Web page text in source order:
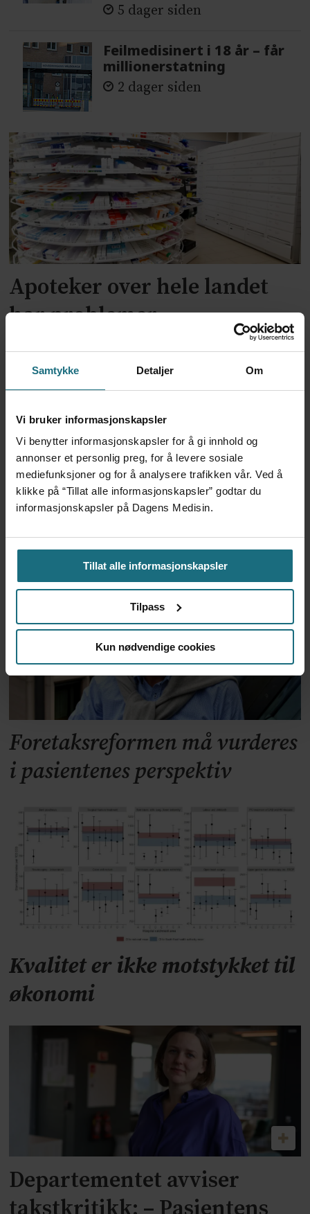
Samtykke Detaljer Om
Vi bruker informasjonskapsler
Vi benytter informasjonskapsler for å gi innhold og
annonser et personlig preg, for å levere sosiale
mediefunksjoner og for å analysere trafikken vår. Ved å
klikke på “Tillat alle informasjonskapsler” godtar du
informasjonskapsler på Dagens Medisin.
Tillat alle informasjonskapsler
Tilpass
Kun nødvendige cookies
5 dager siden
Feilmedisinert i 18 år – får
millionerstatning
2 dager siden
Apoteker over hele landet
har problemer
Kliniske studier kommer ikke
til land bare fordi de er gode på
forskning
Foretaksreformen må vurderes
i pasientenes perspektiv
Kvalitet er ikke motstykket til
økonomi
Departementet avviser